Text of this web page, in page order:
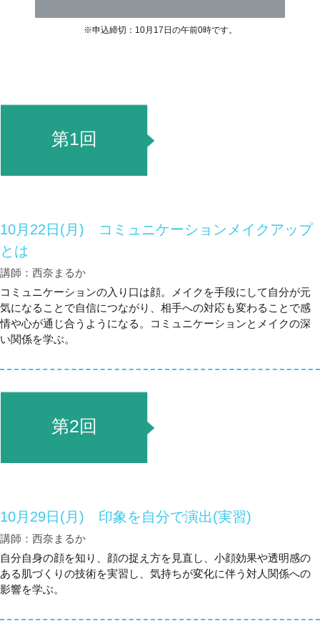
※申込締切：10月17日の午前0時です。
第1回
10月22日(月) コミュニケーションメイクアップ
とは
講師：西奈まるか
コミュニケーションの入り口は顔。メイクを手段にして自分が元
気になることで自信につながり、相手への対応も変わることで感
情や心が通じ合うようになる。コミュニケーションとメイクの深
い関係を学ぶ。
第2回
10月29日(月) 印象を自分で演出(実習)
講師：西奈まるか
自分自身の顔を知り、顔の捉え方を見直し、小顔効果や透明感の
ある肌づくりの技術を実習し、気持ちが変化に伴う対人関係への
影響を学ぶ。